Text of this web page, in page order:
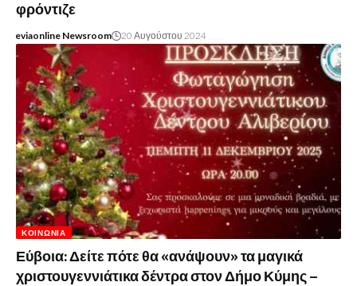
φρόντιζε
eviaonline Newsroom 20 Αυγούστου 2024
ΚΟΙΝΩΝΊΑ
Εύβοια: Δείτε πότε θα «ανάψουν» τα μαγικά
χριστουγεννιάτικα δέντρα στον Δήμο Κύμης –